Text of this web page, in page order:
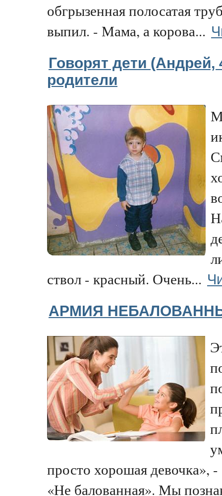
обгрызенная полосатая
выпил. - Мама, а корова...
Говорят дети (Андрей,
родители
ствол - красный. Очень...
АРМИЯ
просто хорошая девочка», -
«Не балованная». Мы